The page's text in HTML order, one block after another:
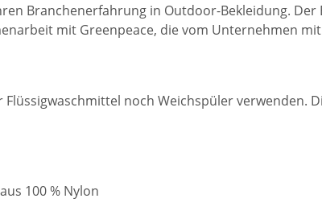
Branchenerfahrung in Outdoor-Bekleidung.
mit Greenpeace, die vom Unternehmen
Flüssigwaschmittel noch Weichspüler
100 % Nylon